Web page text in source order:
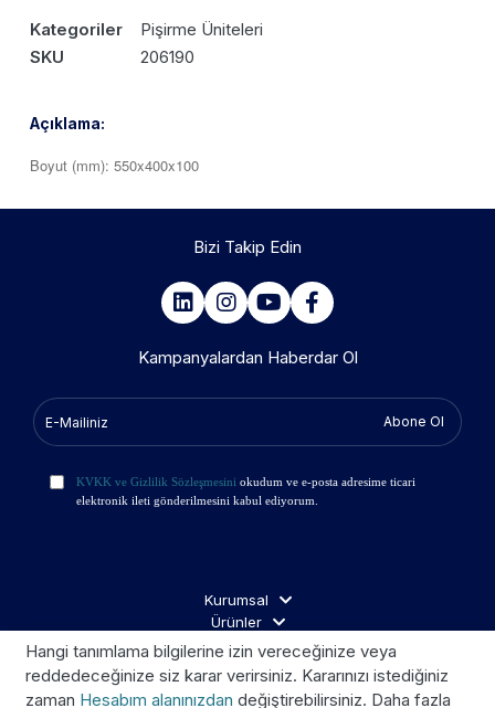
Kategoriler
Pişirme Üniteleri
SKU
206190
Açıklama:
Boyut (mm): 550x400x100
Bizi Takip Edin
Kampanyalardan Haberdar Ol
Abone Ol
KVKK ve Gizlilik Sözleşmesini okudum ve e-posta adresime ticari
elektronik ileti gönderilmesini kabul ediyorum.
Kurumsal
Ürünler
İş Ortakları
Ziyaretçi Aydınlatma
Hangi tanımlama bilgilerine izin vereceğinize veya
reddedeceğinize siz karar verirsiniz. Kararınızı istediğiniz
zaman Hesabım alanınızdan değiştirebilirsiniz. Daha fazla